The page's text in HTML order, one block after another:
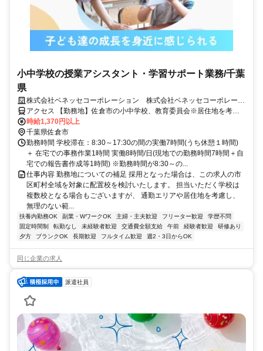
小中学校の授業アシスタント・学習サポート業務/千葉
県
株式会社ベネッセコーポレーション 株式会社ベネッセコーポレーシ
ョン(千葉県佐倉市印南)
アクセス 【勤務地】佐倉市の小中学校、教育委員会※居住地を考慮
の上、決定 ＜採用となった場合は、この求人の市区町村全域を対象
に配置校を検討いたします。担当いただく学校は複数校となる場合も
ございますが、通勤エリアや居住地を考慮し、無理のない範囲でご勤
務いただけるよう、最終的にはご相談の上で決定いたします。＞
時給1,370円以上
千葉県佐倉市
勤務時間 学校滞在：8:30～17:30の間の実働7時間(うち休憩１時間)
＋ 在宅での事務作業1時間 実働8時間/日(現地での勤務時間7時間＋自
宅での報告書作成等1時間) ※勤務時間が8:30～の...
仕事内容 勤務地についての補足 採用となった場合は、この求人の市
区町村全域を対象に配置校を検討いたします。 担当いただく学校は
複数校となる場合もございますが、 通勤エリアや居住地を考慮し、
無理のない範...
扶養内勤務OK 副業・WワークOK 主婦・主夫歓迎 フリーター歓迎
学歴不問
固定時間制
転勤なし 未経験者歓迎 交通費全額支給 午前 経験者歓迎
研修あり
夕方
ブランクOK 長期歓迎 フルタイム歓迎 週2・3日からOK
同じ企業の求人
派遣社員